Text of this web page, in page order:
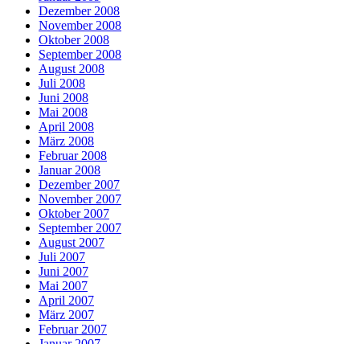
Dezember 2008
November 2008
Oktober 2008
September 2008
August 2008
Juli 2008
Juni 2008
Mai 2008
April 2008
März 2008
Februar 2008
Januar 2008
Dezember 2007
November 2007
Oktober 2007
September 2007
August 2007
Juli 2007
Juni 2007
Mai 2007
April 2007
März 2007
Februar 2007